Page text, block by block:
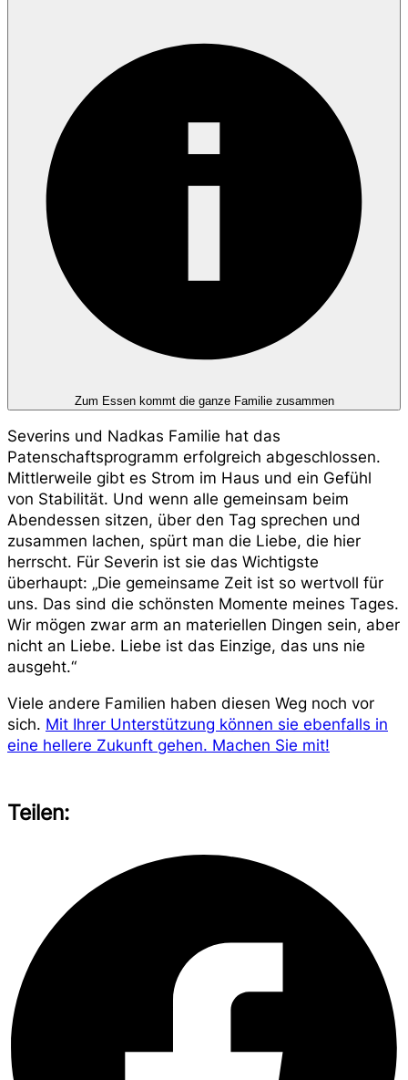
Zum Essen kommt die ganze Familie zusammen
Severins und Nadkas Familie hat das
Patenschaftsprogramm erfolgreich abgeschlossen.
Mittlerweile gibt es Strom im Haus und ein Gefühl
von Stabilität. Und wenn alle gemeinsam beim
Abendessen sitzen, über den Tag sprechen und
zusammen lachen, spürt man die Liebe, die hier
herrscht. Für Severin ist sie das Wichtigste
überhaupt: „Die gemeinsame Zeit ist so wertvoll für
uns. Das sind die schönsten Momente meines Tages.
Wir mögen zwar arm an materiellen Dingen sein, aber
nicht an Liebe. Liebe ist das Einzige, das uns nie
ausgeht.“
Viele andere Familien haben diesen Weg noch vor
sich. Mit Ihrer Unterstützung können sie ebenfalls in
eine hellere Zukunft gehen. Machen Sie mit!
Teilen: